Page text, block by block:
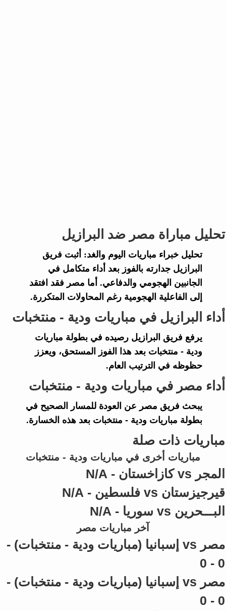
تحليل مباراة مصر ضد البرازيل
تحليل خبراء مباريات اليوم والغد: أثبت فريق
البرازيل جدارته بالفوز بعد أداء متكامل في
الجانبين الهجومي والدفاعي. أما مصر فقد افتقد
إلى الفاعلية الهجومية رغم المحاولات المتكررة.
أداء البرازيل في مباريات ودية - منتخبات
يرفع فريق البرازيل رصيده في بطولة مباريات
ودية - منتخبات بعد هذا الفوز المستحق، ويعزز
حظوظه في الترتيب العام.
أداء مصر في مباريات ودية - منتخبات
يبحث فريق مصر عن العودة للمسار الصحيح في
بطولة مباريات ودية - منتخبات بعد هذه الخسارة.
مباريات ذات صلة
مباريات أخرى في مباريات ودية - منتخبات
المجر vs كازاخستان - N/A
قيرجيزستان vs فلسطين - N/A
البـــحرين vs سوريا - N/A
آخر مباريات مصر
مصر vs إسبانيا (مباريات ودية - منتخبات) -
0 - 0
مصر vs إسبانيا (مباريات ودية - منتخبات) -
0 - 0